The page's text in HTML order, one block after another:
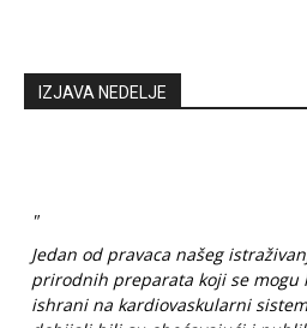
IZJAVA NEDELJE
"
Jedan od pravaca našeg
prirodnih preparata koji se mogu
ishrani na kardiovaskularni